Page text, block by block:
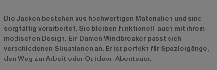
Die Jacken bestehen aus hochwertigen Materialien und sind
sorgfältig verarbeitet. Sie bleiben funktionell, auch mit ihrem
modischen Design. Ein Damen Windbreaker passt sich
verschiedenen Situationen an. Er ist perfekt für Spaziergänge,
den Weg zur Arbeit oder Outdoor-Abenteuer.